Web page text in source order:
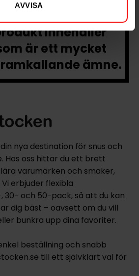
AVVISA
innehåller
är ett mycket
ämne.
nya destination för snus och
Hos oss hittar du ett brett
varumärken och smaker,
erbjuder flexibla
30- och 50-pack, så att du kan
dig bäst – oavsett om du vill
bunkra upp dina favoriter.
beställning och snabb
till ett självklart val för